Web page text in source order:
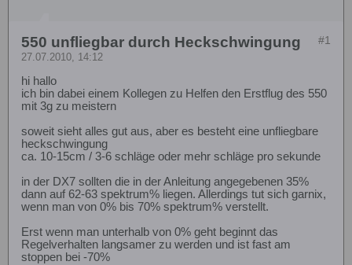
#1
550 unfliegbar durch Heckschwingung
27.07.2010, 14:12
hi hallo
ich bin dabei einem Kollegen zu Helfen den Erstflug des 550
mit 3g zu meistern
soweit sieht alles gut aus, aber es besteht eine unfliegbare
heckschwingung
ca. 10-15cm / 3-6 schläge oder mehr schläge pro sekunde
in der DX7 sollten die in der Anleitung angegebenen 35%
dann auf 62-63 spektrum% liegen. Allerdings tut sich garnix,
wenn man von 0% bis 70% spektrum% verstellt.
Erst wenn man unterhalb von 0% geht beginnt das
Regelverhalten langsamer zu werden und ist fast am
stoppen bei -70%